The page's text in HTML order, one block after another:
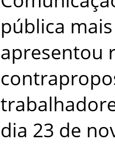
pública
apresentou
dia 23 de